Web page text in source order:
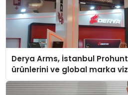
Derya Arms, İstanbul
ürünlerini ve global marka